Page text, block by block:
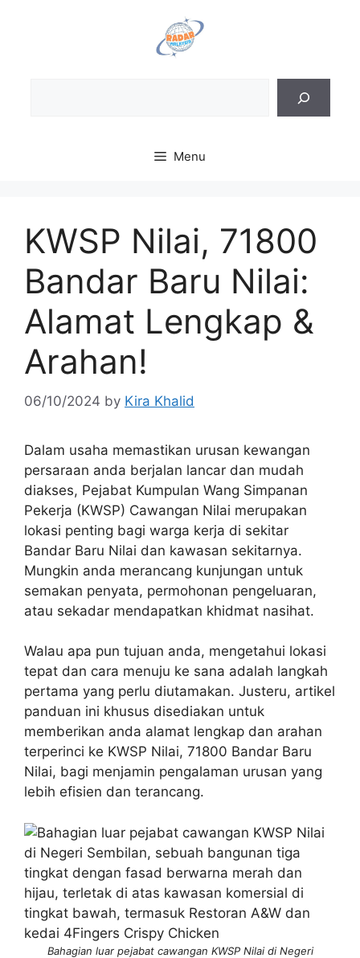
Menu
KWSP Nilai, 71800
Bandar Baru Nilai:
Alamat Lengkap &
Arahan!
06/10/2024 by Kira Khalid
Dalam usaha memastikan urusan kewangan
persaraan anda berjalan lancar dan mudah
diakses, Pejabat Kumpulan Wang Simpanan
Pekerja (KWSP) Cawangan Nilai merupakan
lokasi penting bagi warga kerja di sekitar
Bandar Baru Nilai dan kawasan sekitarnya.
Mungkin anda merancang kunjungan untuk
semakan penyata, permohonan pengeluaran,
atau sekadar mendapatkan khidmat nasihat.
Walau apa pun tujuan anda, mengetahui lokasi
tepat dan cara menuju ke sana adalah langkah
pertama yang perlu diutamakan. Justeru, artikel
panduan ini khusus disediakan untuk
memberikan anda alamat lengkap dan arahan
terperinci ke KWSP Nilai, 71800 Bandar Baru
Nilai, bagi menjamin pengalaman urusan yang
lebih efisien dan terancang.
Bahagian luar pejabat cawangan KWSP Nilai di Negeri